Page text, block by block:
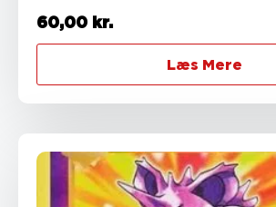
60,00 kr.
Læs Mere